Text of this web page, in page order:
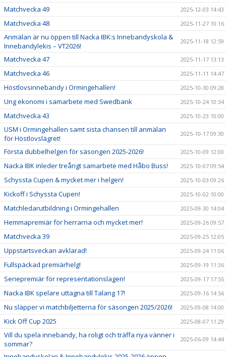
Matchvecka 49 2025-12-03 14:43
Matchvecka 48 2025-11-27 10:16
Anmälan är nu öppen till Nacka IBK:s Innebandyskola &
Innebandylekis – VT2026!
2025-11-18 12:59
Matchvecka 47 2025-11-17 13:13
Matchvecka 46 2025-11-11 14:47
Höstlovsinnebandy i Ormingehallen! 2025-10-30 09:28
Ung ekonomi i samarbete med Swedbank 2025-10-24 10:34
Matchvecka 43 2025-10-23 10:00
USM i Ormingehallen samt sista chansen till anmälan
för Höstlovslägret!
2025-10-17 09:30
Första dubbelhelgen för säsongen 2025-2026! 2025-10-09 12:00
Nacka IBK inleder treårigt samarbete med Håbo Buss! 2025-10-07 09:54
Schyssta Cupen & mycket mer i helgen! 2025-10-03 09:26
Kickoff i Schyssta Cupen! 2025-10-02 10:00
Matchledarutbildning i Ormingehallen 2025-09-30 14:04
Hemmapremiär för herrarna och mycket mer! 2025-09-26 09:57
Matchvecka 39 2025-09-25 12:05
Uppstartsveckan avklarad! 2025-09-24 11:06
Fullspäckad premiärhelg! 2025-09-19 11:36
Seriepremiär för representationslagen! 2025-09-17 17:55
Nacka IBK spelare uttagna till Talang 17! 2025-09-16 14:56
Nu släpper vi matchbiljetterna för säsongen 2025/2026! 2025-09-08 14:00
Kick Off Cup 2025 2025-08-07 11:29
Vill du spela innebandy, ha roligt och träffa nya vänner i
sommar?
2025-06-09 14:44